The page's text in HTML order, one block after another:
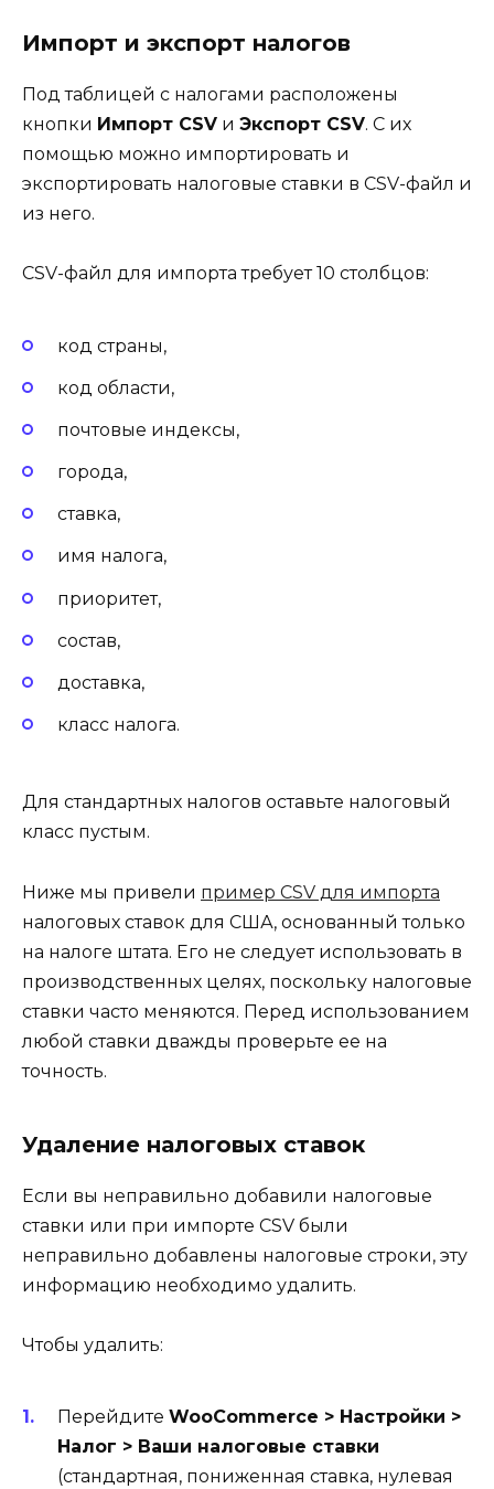
Импорт и экспорт налогов
Под таблицей с налогами расположены
кнопки Импорт CSV и Экспорт CSV. С их
помощью можно импортировать и
экспортировать налоговые ставки в CSV-файл и
из него.
CSV-файл для импорта требует 10 столбцов:
код страны,
код области,
почтовые индексы,
города,
ставка,
имя налога,
приоритет,
состав,
доставка,
класс налога.
Для стандартных налогов оставьте налоговый
класс пустым.
Ниже мы привели пример CSV для импорта
налоговых ставок для США, основанный только
на налоге штата. Его не следует использовать в
производственных целях, поскольку налоговые
ставки часто меняются. Перед использованием
любой ставки дважды проверьте ее на
точность.
Удаление налоговых ставок
Если вы неправильно добавили налоговые
ставки или при импорте CSV были
неправильно добавлены налоговые строки, эту
информацию необходимо удалить.
Чтобы удалить:
Перейдите WooCommerce > Настройки >
Налог > Ваши налоговые ставки
(стандартная, пониженная ставка, нулевая